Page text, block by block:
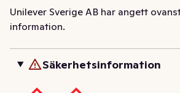
spolknappssymbolen.
Domestos Toalettrengöring Fresh
väldoftande, hygieniskt badrum.
Domestos Toalettrengöring Fresh
Unilever Sverige AB har angett
information.
Säkerhetsinformation